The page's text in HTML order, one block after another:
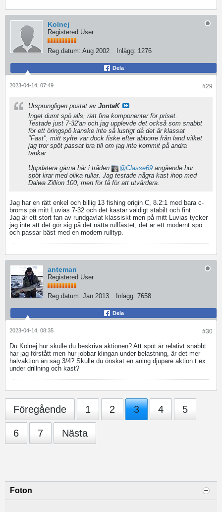
Kolnej
Registered User
Reg.datum: Aug 2002 Inlägg: 1276
Dela
#29
2023-04-14, 07:49
Ursprungligen postat av JontaK
Inget dumt spö alls, rätt fina komponenter för priset.
Testade just 7-32'an och jag upplevde det också som snabbt
för ett öringspö kanske inte så lustigt då det är klassat
"Fast", mitt syfte var dock fiske efter abborre från land vilket
jag tror spöt passat bra till om jag inte kommit på andra
tankar.
Uppdatera gärna här i tråden
Classe69 angående hur
spöt lirar med olika rullar. Jag testade några kast ihop med
Daiwa Zillion 100, men för få för att utvärdera.
Jag har en rätt enkel och billig 13 fishing origin C, 8.2:1 med bara c-
broms på mitt Luvias 7-32 och det kastar väldigt stabilt och fint
Jag är ett stort fan av rundgavlat klassiskt men på mitt Luvias tycker
jag inte att det gör sig på det nätta rullfästet, det är ett modernt spö
och passar bäst med en modern rulltyp.
anteman
Registered User
Reg.datum: Jan 2013 Inlägg: 7658
Dela
#30
2023-04-14, 08:35
Du Kolnej hur skulle du beskriva aktionen? Att spöt är relativt snabbt
har jag förstått men hur jobbar klingan under belastning, är det mer
halvaktion än säg 3/4? Skulle du önskat en aning djupare aktion t ex
under drillning och kast?
Föregående 1 2 3 4 5
6 7 Nästa
Foton